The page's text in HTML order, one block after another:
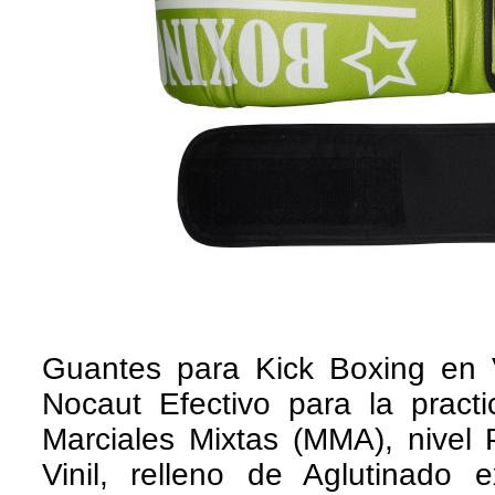
Guantes para Kick Boxing
Nocaut Efectivo para la
Marciales Mixtas (MMA), nivel
Vinil, relleno de Aglutinado